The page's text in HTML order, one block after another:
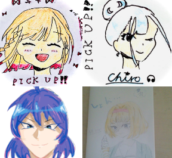
キミノラジオ配信中！
いろんな動画が